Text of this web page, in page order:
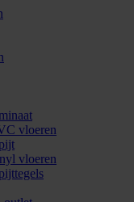
vloeren
vloeren